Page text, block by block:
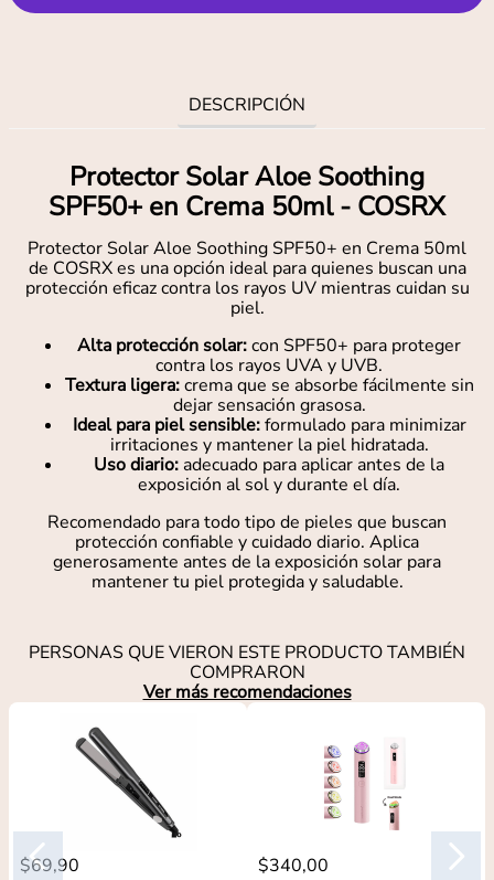
DESCRIPCIÓN
Protector Solar Aloe Soothing
SPF50+ en Crema 50ml - COSRX
Protector Solar Aloe Soothing SPF50+ en Crema 50ml
de COSRX es una opción ideal para quienes buscan una
protección eficaz contra los rayos UV mientras cuidan su
piel.
Alta protección solar:con SPF50+ para proteger
contra los rayos UVA y UVB.
Textura ligera:crema que se absorbe fácilmente sin
dejar sensación grasosa.
Ideal para piel sensible:formulado para minimizar
irritaciones y mantener la piel hidratada.
Uso diario: adecuado para aplicar antes de la
exposición al sol y durante el día.
Recomendado para todo tipo de pieles que buscan
protección confiable y cuidado diario. Aplica
generosamente antes de la exposición solar para
mantener tu piel protegida y saludable.
PERSONAS QUE VIERON ESTE PRODUCTO TAMBIÉN
COMPRARON
Ver más recomendaciones
$69,90 $340,00